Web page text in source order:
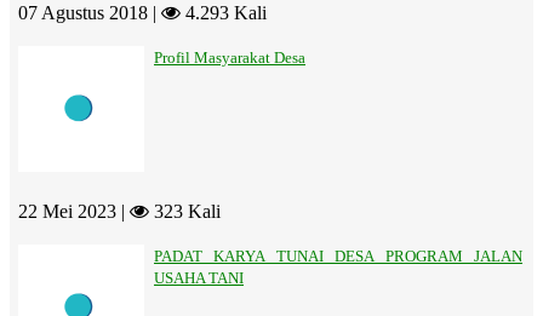
07 Agustus 2018 | 4.293 Kali
Profil Masyarakat Desa
22 Mei 2023 | 323 Kali
PADAT KARYA TUNAI DESA PROGRAM JALAN
USAHA TANI